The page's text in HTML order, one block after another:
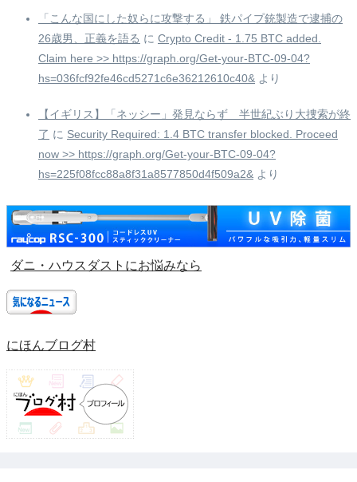
「こんな国にした奴らに攻撃する」 鉄パイプ銃製造で逮捕の
26歳男、正義を語る に Crypto Credit - 1.75 BTC added.
Claim here >> https://graph.org/Get-your-BTC-09-04?
hs=036fcf92fe46cd5271c6e36212610c40& より
【イギリス】「ネッシー」発見ならず 半世紀ぶり大捜索が終
了 に Security Required: 1.4 BTC transfer blocked. Proceed
now >> https://graph.org/Get-your-BTC-09-04?
hs=225f08fcc88a8f31a8577850d4f509a2& より
ダニ・ハウスダストにお悩みなら
にほんブログ村